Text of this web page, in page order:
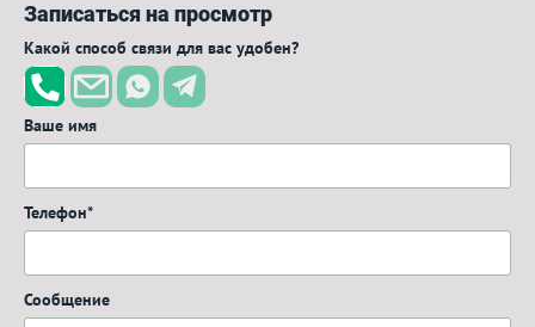
Записаться на просмотр
Какой способ связи для вас удобен?
Ваше имя
Телефон*
Сообщение